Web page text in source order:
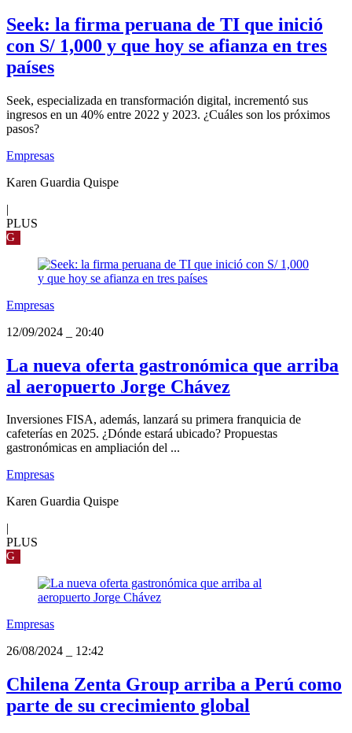
Seek: la firma peruana de TI que inició
con S/ 1,000 y que hoy se afianza en tres
países
Seek, especializada en transformación digital, incrementó sus
ingresos en un 40% entre 2022 y 2023. ¿Cuáles son los próximos
pasos?
Empresas
Karen Guardia Quispe
|
PLUS
G
Empresas
12/09/2024
20:40
La nueva oferta gastronómica que arriba
al aeropuerto Jorge Chávez
Inversiones FISA, además, lanzará su primera franquicia de
cafeterías en 2025. ¿Dónde estará ubicado? Propuestas
gastronómicas en ampliación del ...
Empresas
Karen Guardia Quispe
|
PLUS
G
Empresas
26/08/2024
12:42
Chilena Zenta Group arriba a Perú como
parte de su crecimiento global